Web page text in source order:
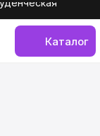
Каталог